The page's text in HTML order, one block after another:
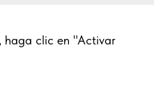
haga clic en "Activar